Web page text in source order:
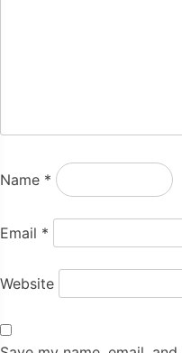
Name *
Email *
Website